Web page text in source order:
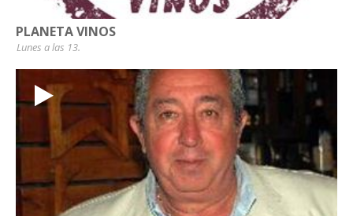
PLANETA VINOS
Lunes a las 13.